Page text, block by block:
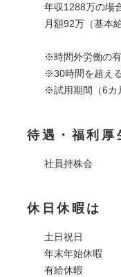
年収1288万の場
月額92万（基本
※時間外労働の
※30時間を超え
※試用期間（6カ
待遇・福利厚
社員持株会
休日休暇は
土日祝日
年末年始休暇
有給休暇